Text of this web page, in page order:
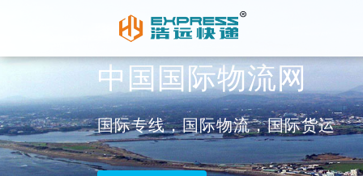
中国国际物流网
国际专线，国际物流，国际货运